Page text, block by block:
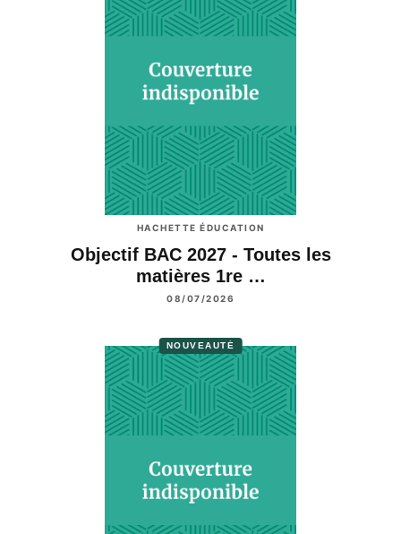
HACHETTE ÉDUCATION
Objectif BAC 2027 - Toutes les
matières 1re …
08/07/2026
NOUVEAUTÉ